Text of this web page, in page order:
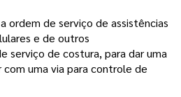
ordem de serviço de assistências
e de outros
serviço de costura, para dar uma
uma via para controle de